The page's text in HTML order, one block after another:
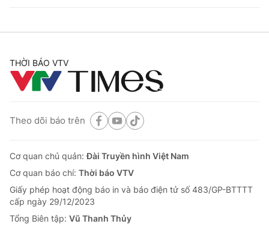
THỜI BÁO VTV
Theo dõi báo trên
Cơ quan chủ quản:Đài Truyền hình Việt Nam
Cơ quan báo chí: Thời báo VTV
Giấy phép hoạt động báo in và báo điện tử số 483/GP-BTTTT
cấp ngày 29/12/2023
Tổng Biên tập: Vũ Thanh Thủy